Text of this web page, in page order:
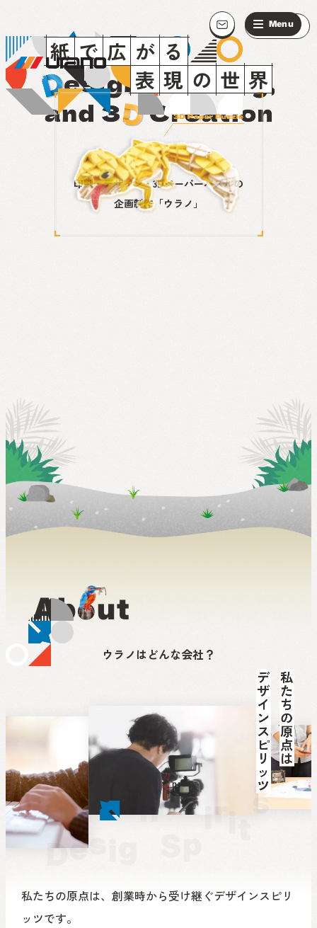
紙 で 広 が る
表 現 の 世 界
印刷・デザイン・3Dペーパーパズルの
企画制作「ウラノ」
About
ウラノはどんな会社？
De
n
ri
s
私たちの原点は、創業時から受け継ぐデザインスピリ
ッツです。